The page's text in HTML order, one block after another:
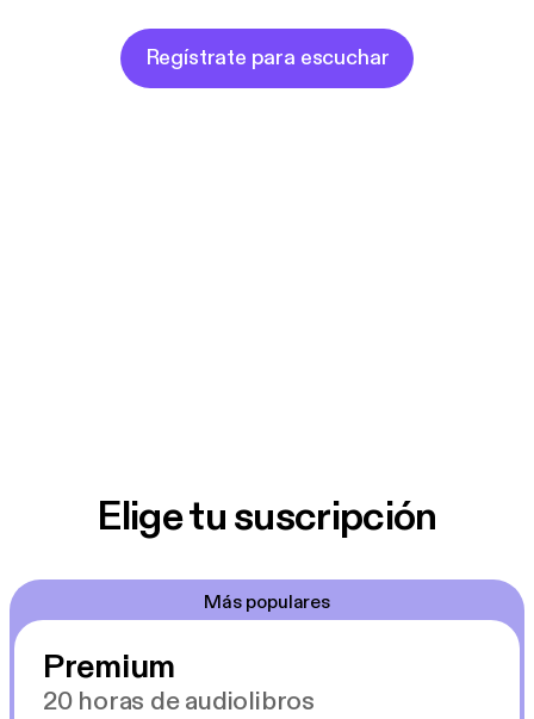
Regístrate para escuchar
Elige tu suscripción
Más populares
Premium
20 horas de audiolibros